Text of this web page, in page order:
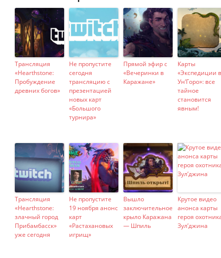
Трансляция
«Hearthstone:
Пробуждение
древних богов»
Не пропустите
сегодня
трансляцию с
презентацией
новых карт
«Большого
турнира»
Прямой эфир с
«Вечеринки в
Каражане»
Карты
«Экспедиции в
Ун’Горо»: все
тайное
становится
явным!
Трансляция
«Hearthstone:
злачный город
Прибамбасск»
уже сегодня
Не пропустите
19 ноября анонс
карт
«Растахановых
игрищ»
Вышло
заключительное
крыло Каражана
— Шпиль
Крутое видео
анонса карты
героя
Зул’джина